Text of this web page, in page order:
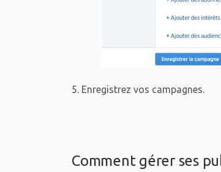
5. Enregistrez vos campagnes.
Comment gérer ses